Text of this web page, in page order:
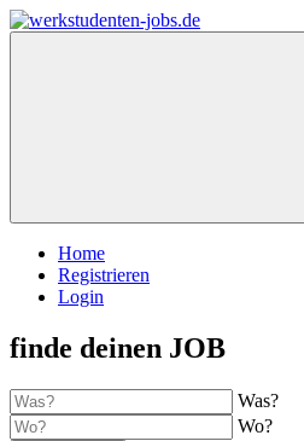
Home
Registrieren
Login
finde deinen JOB
Was?
Wo?